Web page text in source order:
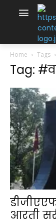
Home Tags
Tag:
आरती